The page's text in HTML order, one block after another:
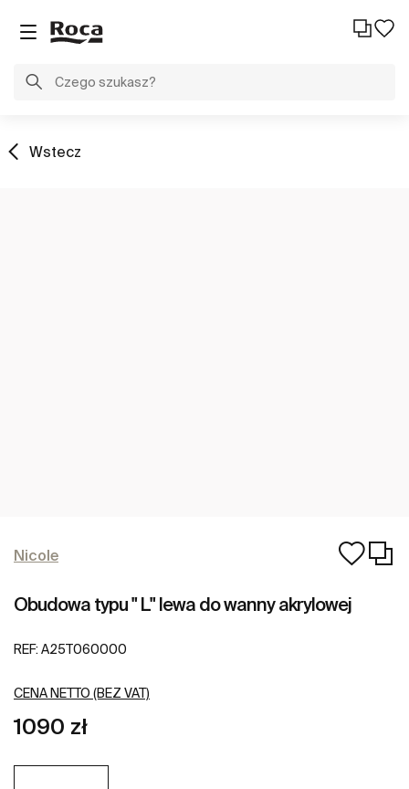
Wstecz
Nicole
Obudowa typu " L" lewa do wanny akrylowej
REF: A25T060000
CENA NETTO (BEZ VAT)
1090 zł